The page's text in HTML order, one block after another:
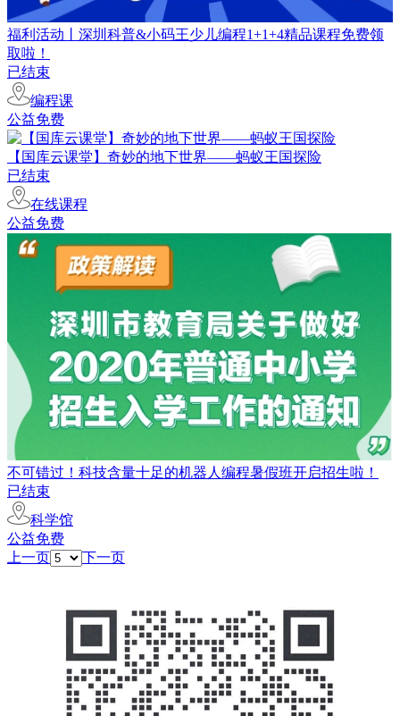
福利活动丨深圳科普&小码王少儿编程1+1+4精品课程免费领
取啦！
已结束
编程课
公益免费
【国库云课堂】奇妙的地下世界——蚂蚁王国探险
已结束
在线课程
公益免费
不可错过！科技含量十足的机器人编程暑假班开启招生啦！
已结束
科学馆
公益免费
上一页
下一页